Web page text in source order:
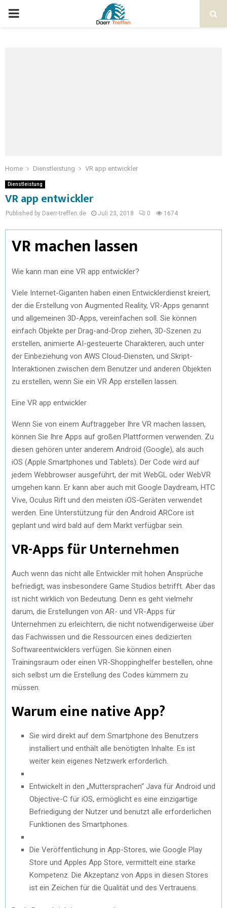
Home Dienstleistung VR app entwickler
Dienstleistung
VR app entwickler
Published by Daerr-treffen.de Juli 23, 2018 0 1674
VR machen lassen
Wie kann man eine VR app entwickler?
Viele Internet-Giganten haben einen Entwicklerdienst kreiert,
der die Erstellung von Augmented Reality, VR-Apps genannt
und allgemeinen 3D-Apps, vereinfachen soll. Sie können
einfach Objekte per Drag-and-Drop ziehen, 3D-Szenen zu
erstellen, animierte AI-gesteuerte Charakteren, auch unter
der Einbeziehung von AWS Cloud-Diensten, und Skript-
Interaktionen zwischen dem Benutzer und anderen Objekten
zu erstellen, wenn Sie ein VR App erstellen lassen.
Eine VR app entwickler
Wenn Sie von einem Auftraggeber Ihre VR machen lassen,
können Sie Ihre Apps auf großen Plattformen verwenden. Zu
diesen gehören unter anderem Android (Google), als auch
iOS (Apple Smartphones und Tablets). Der Code wird auf
jedem Webbrowser ausgeführt, der mit WebGL oder WebVR
umgehen kann. Er kann aber auch mit Google Daydream, HTC
Vive, Oculus Rift und den meisten iOS-Geräten verwendet
werden. Eine Unterstützung für den Android ARCore ist
geplant und wird bald auf dem Markt verfügbar sein.
VR-Apps für Unternehmen
Auch wenn das nicht alle Entwickler mit hohen Ansprüche
befriedigt, was insbesondere Game Studios betrifft. Aber das
ist nicht wirklich von Bedeutung. Denn es geht vielmehr
darum, die Erstellungen von AR- und VR-Apps für
Unternehmen zu erleichtern, die nicht notwendigerweise über
das Fachwissen und die Ressourcen eines dedizierten
Softwareentwicklers verfügen. Sie können einen
Trainingsraum oder einen VR-Shoppinghelfer bestellen, ohne
sich selbst um die Erstellung des Codes kümmern zu
müssen.
Warum eine native App?
Sie wird direkt auf dem Smartphone des Benutzers
installiert und enthält alle benötigten Inhalte. Es ist
weiter kein eigenes Netzwerk erforderlich.
Entwickelt in den „Muttersprachen“ Java für Android und
Objective-C für iOS, ermöglicht es eine einzigartige
Befriedigung der Nutzer und benutzt alle erforderlichen
Funktionen des Smartphones.
Die Veröffentlichung in App-Stores, wie Google Play
Store und Apples App Store, vermittelt eine starke
Kompetenz. Die Akzeptanz von Apps in diesen Stores
ist ein Zeichen für die Qualität und des Vertrauens.